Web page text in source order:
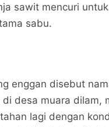
Warga Desa Muara
sawit mencuri
sabu.
enggan disebut
desa muara dilam,
lagi dengan
Warga Desa Muara